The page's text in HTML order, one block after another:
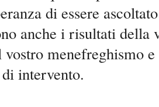
di essere
anche i risultati della
menefreghismo
intervento.